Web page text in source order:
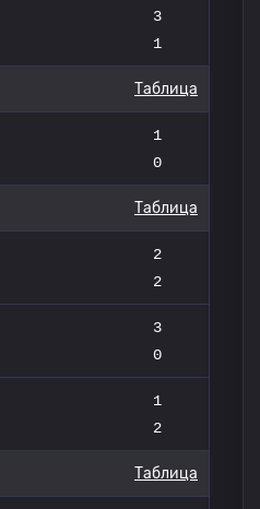
3
1
Таблица
1
0
Таблица
2
2
3
0
1
2
Таблица